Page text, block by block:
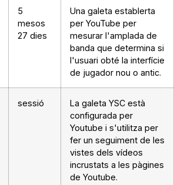
5
mesos
27 dies
Una galeta establerta
per YouTube per
mesurar l'amplada de
banda que determina si
l'usuari obté la interfície
de jugador nou o antic.
sessió
La galeta YSC està
configurada per
Youtube i s'utilitza per
fer un seguiment de les
vistes dels vídeos
incrustats a les pàgines
de Youtube.